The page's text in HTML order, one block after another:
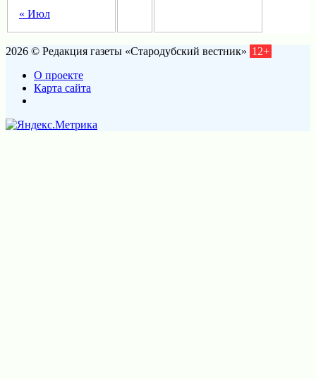
« Июл
2026 © Редакция газеты «Стародубский вестник» 12+
О проекте
Карта сайта